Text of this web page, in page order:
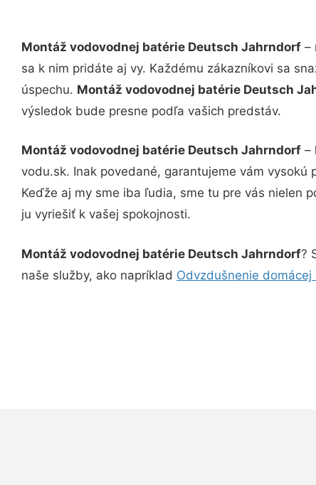
Montáž vodovodnej batérie Deutsch Jahrndorf –
sa k nim pridáte aj vy. Každému zákazníkovi sa
úspechu. Montáž vodovodnej batérie Deutsch
výsledok bude presne podľa vašich predstáv.
Montáž vodovodnej batérie Deutsch Jahrndorf –
vodu.sk. Inak povedané, garantujeme vám
Keďže aj my sme iba ľudia, sme tu pre vás nielen
ju vyriešiť k vašej spokojnosti.
Montáž vodovodnej batérie Deutsch Jahrndorf?
naše služby, ako napríklad Odvzdušnenie